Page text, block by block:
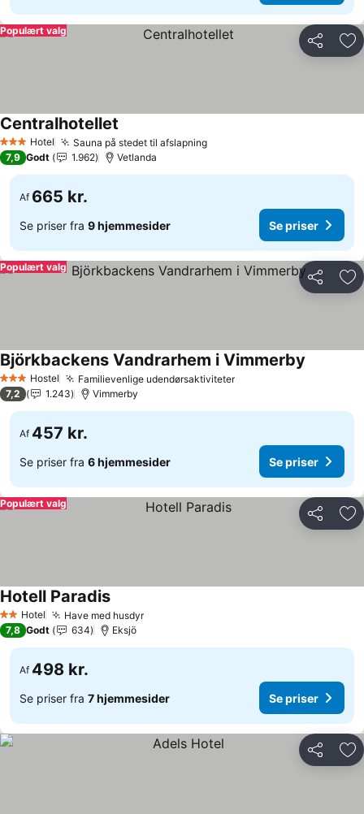
Del
Populært valg
3 StjernerHotel Sauna på stedet til afslapning
Centralhotellet
7,9 Godt 1.962 Vetlanda
Af 665 kr.
Se priser fra 9 hjemmesider Se priser
Del
Populært valg
3 StjernerHostel Familievenlige udendørsaktiviteter
Björkbackens Vandrarhem i Vimmerby
7,2 1.243 Vimmerby
Af 457 kr.
Se priser fra 6 hjemmesider Se priser
Del
Populært valg
2 Stjerner
Hotel Have med husdyr
Hotell Paradis
7,8 Godt 634 Eksjö
Af 498 kr.
Se priser fra 7 hjemmesider Se priser
Del